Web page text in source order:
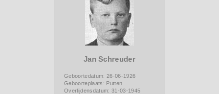
Jan Schreuder
Geboortedatum: 26-06-1926
Geboorteplaats: Putten
Overlijdensdatum: 31-03-1945